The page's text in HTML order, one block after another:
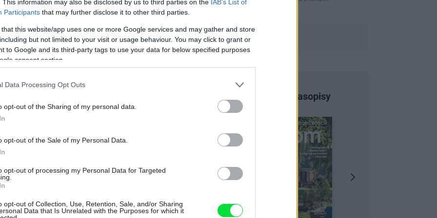
This information may also be disclosed by us to third parties on the IAB’s List of
Participants that may further disclose it to other third parties.
that this website/app uses one or more Google services and may gather and store
but not limited to your visit or usage behaviour. You may click to grant or
to Google and its third-party tags to use your data for below specified purposes
consent section.
Data Processing Opt Outs
opt-out of the Sharing of my personal data.
opt-out of the Sale of my Personal Data.
opt-out of processing my Personal Data for Targeted
opt-out of Collection, Use, Retention, Sale, and/or Sharing
Data that Is Unrelated with the Purposes for which it
skalnaté výbežky a ostrovčeky Skagerraku. Zdroj:
terén a kvality pozemku. Kvôli
tvar stavby. Z chaty umiestnenej na
členenie vonkajšieho priestoru
v Štiavnických vrchoch:
ale jej interiér vám
Najnovšie časopisy